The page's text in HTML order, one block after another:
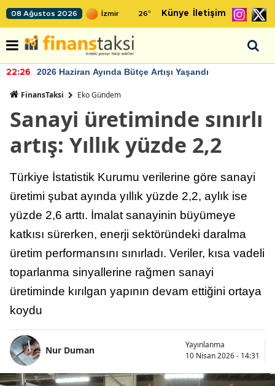
08 Ağustos 2026 26° Künye İletişim
22:26 2026 Haziran Ayında Bütçe Artışı Yaşandı
FinansTaksi Eko Gündem
Sanayi üretiminde sınırlı
artış: Yıllık yüzde 2,2
Türkiye İstatistik Kurumu verilerine göre sanayi
üretimi şubat ayında yıllık yüzde 2,2, aylık ise
yüzde 2,6 arttı. İmalat sanayinin büyümeye
katkısı sürerken, enerji sektöründeki daralma
üretim performansını sınırladı. Veriler, kısa vadeli
toparlanma sinyallerine rağmen sanayi
üretiminde kırılgan yapının devam ettiğini ortaya
koydu
Nur Duman
Yayınlanma
10 Nisan 2026 - 14:31